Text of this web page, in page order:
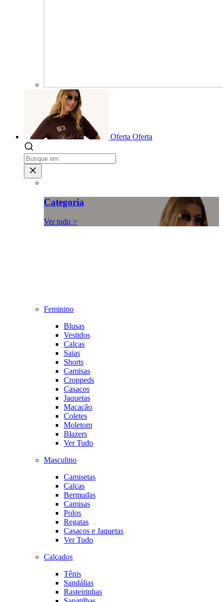
Oferta Oferta
Categoria
Ver tudo >
Feminino
Blusas
Vestidos
Calças
Saias
Shorts
Camisas
Croppeds
Casacos
Jaquetas
Macacão
Coletes
Moletom
Blazers
Ver Tudo
Masculino
Camisetas
Calças
Bermudas
Camisas
Polos
Regatas
Casacos e Jaquetas
Ver Tudo
Calçados
Tênis
Sandálias
Rasteirinhas